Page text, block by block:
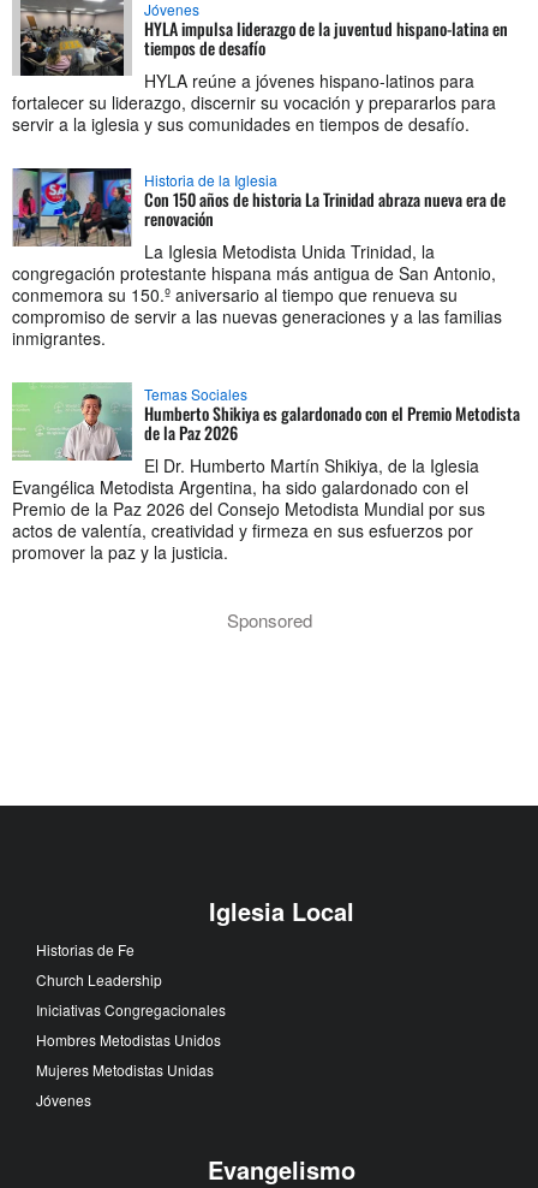
Jóvenes
HYLA impulsa liderazgo de la juventud hispano-latina en
tiempos de desafío
HYLA reúne a jóvenes hispano-latinos para
fortalecer su liderazgo, discernir su vocación y prepararlos para
servir a la iglesia y sus comunidades en tiempos de desafío.
Historia de la Iglesia
Con 150 años de historia La Trinidad abraza nueva era de
renovación
La Iglesia Metodista Unida Trinidad, la
congregación protestante hispana más antigua de San Antonio,
conmemora su 150.º aniversario al tiempo que renueva su
compromiso de servir a las nuevas generaciones y a las familias
inmigrantes.
Temas Sociales
Humberto Shikiya es galardonado con el Premio Metodista
de la Paz 2026
El Dr. Humberto Martín Shikiya, de la Iglesia
Evangélica Metodista Argentina, ha sido galardonado con el
Premio de la Paz 2026 del Consejo Metodista Mundial por sus
actos de valentía, creatividad y firmeza en sus esfuerzos por
promover la paz y la justicia.
Sponsored
Iglesia Local
Historias de Fe
Church Leadership
Iniciativas Congregacionales
Hombres Metodistas Unidos
Mujeres Metodistas Unidas
Jóvenes
Evangelismo